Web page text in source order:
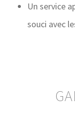
Un service
souci avec